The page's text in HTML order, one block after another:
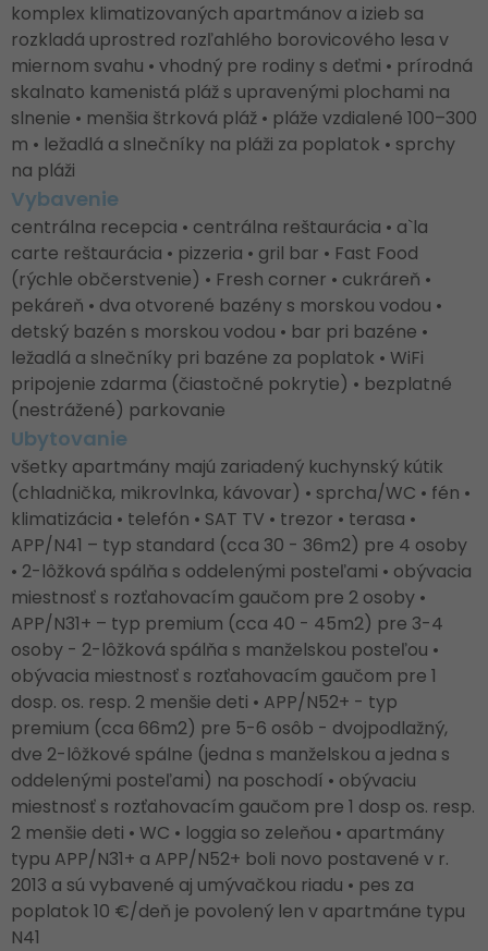
komplex klimatizovaných apartmánov a izieb sa
rozkladá uprostred rozľahlého borovicového lesa v
miernom svahu • vhodný pre rodiny s deťmi • prírodná
skalnato kamenistá pláž s upravenými plochami na
slnenie • menšia štrková pláž • pláže vzdialené 100–300
m • ležadlá a slnečníky na pláži za poplatok • sprchy
na pláži
Vybavenie
centrálna recepcia • centrálna reštaurácia • a`la
carte reštaurácia • pizzeria • gril bar • Fast Food
(rýchle občerstvenie) • Fresh corner • cukráreň •
pekáreň • dva otvorené bazény s morskou vodou •
detský bazén s morskou vodou • bar pri bazéne •
ležadlá a slnečníky pri bazéne za poplatok • WiFi
pripojenie zdarma (čiastočné pokrytie) • bezplatné
(nestrážené) parkovanie
Ubytovanie
všetky apartmány majú zariadený kuchynský kútik
(chladnička, mikrovlnka, kávovar) • sprcha/WC • fén •
klimatizácia • telefón • SAT TV • trezor • terasa •
APP/N41 – typ standard (cca 30 - 36m2) pre 4 osoby
• 2-lôžková spálňa s oddelenými posteľami • obývacia
miestnosť s rozťahovacím gaučom pre 2 osoby •
APP/N31+ – typ premium (cca 40 - 45m2) pre 3-4
osoby - 2-lôžková spálňa s manželskou posteľou •
obývacia miestnosť s rozťahovacím gaučom pre 1
dosp. os. resp. 2 menšie deti • APP/N52+ - typ
premium (cca 66m2) pre 5-6 osôb - dvojpodlažný,
dve 2-lôžkové spálne (jedna s manželskou a jedna s
oddelenými posteľami) na poschodí • obývaciu
miestnosť s rozťahovacím gaučom pre 1 dosp os. resp.
2 menšie deti • WC • loggia so zeleňou • apartmány
typu APP/N31+ a APP/N52+ boli novo postavené v r.
2013 a sú vybavené aj umývačkou riadu • pes za
poplatok 10 €/deň je povolený len v apartmáne typu
N41